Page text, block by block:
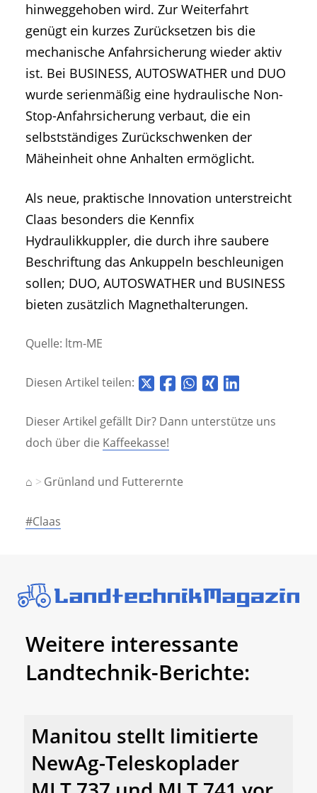
hinweggehoben wird. Zur Weiterfahrt
genügt ein kurzes Zurücksetzen bis die
mechanische Anfahrsicherung wieder aktiv
ist. Bei BUSINESS, AUTOSWATHER und DUO
wurde serienmäßig eine hydraulische Non-
Stop-Anfahrsicherung verbaut, die ein
selbstständiges Zurückschwenken der
Mäheinheit ohne Anhalten ermöglicht.
Als neue, praktische Innovation unterstreicht
Claas besonders die Kennfix
Hydraulikkuppler, die durch ihre saubere
Beschriftung das Ankuppeln beschleunigen
sollen; DUO, AUTOSWATHER und BUSINESS
bieten zusätzlich Magnethalterungen.
Quelle: ltm-ME
Diesen Artikel teilen:
Dieser Artikel gefällt Dir? Dann unterstütze uns
doch über die Kaffeekasse!
⌂ Grünland und Futterernte
#Claas
Weitere interessante
Landtechnik-Berichte:
Manitou stellt limitierte
NewAg-Teleskoplader